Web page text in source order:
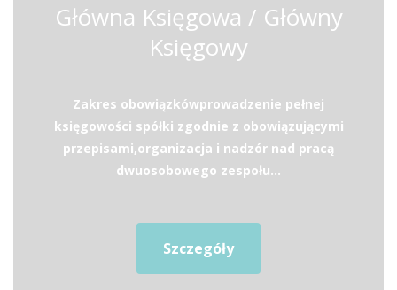
Główna Księgowa / Główny
Księgowy
Zakres obowiązkówprowadzenie pełnej
księgowości spółki zgodnie z obowiązującymi
przepisami,organizacja i nadzór nad pracą
dwuosobowego zespołu...
Szczegóły